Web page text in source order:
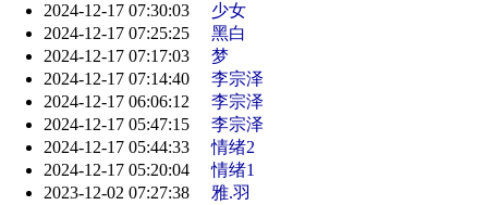
2024-12-17 07:30:03
少女
2024-12-17 07:25:25
黑白
2024-12-17 07:17:03
梦
2024-12-17 07:14:40
李宗泽
2024-12-17 06:06:12
李宗泽
2024-12-17 05:47:15
李宗泽
2024-12-17 05:44:33
情绪2
2024-12-17 05:20:04
情绪1
2023-12-02 07:27:38
雅.羽